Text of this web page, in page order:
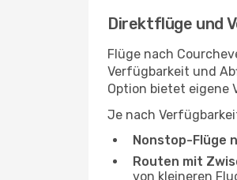
Direktflüge und
Flüge nach
Verfügbarkeit und
Option bietet eigene
Je nach
Nonstop-Flüge
Routen mit
von kleineren